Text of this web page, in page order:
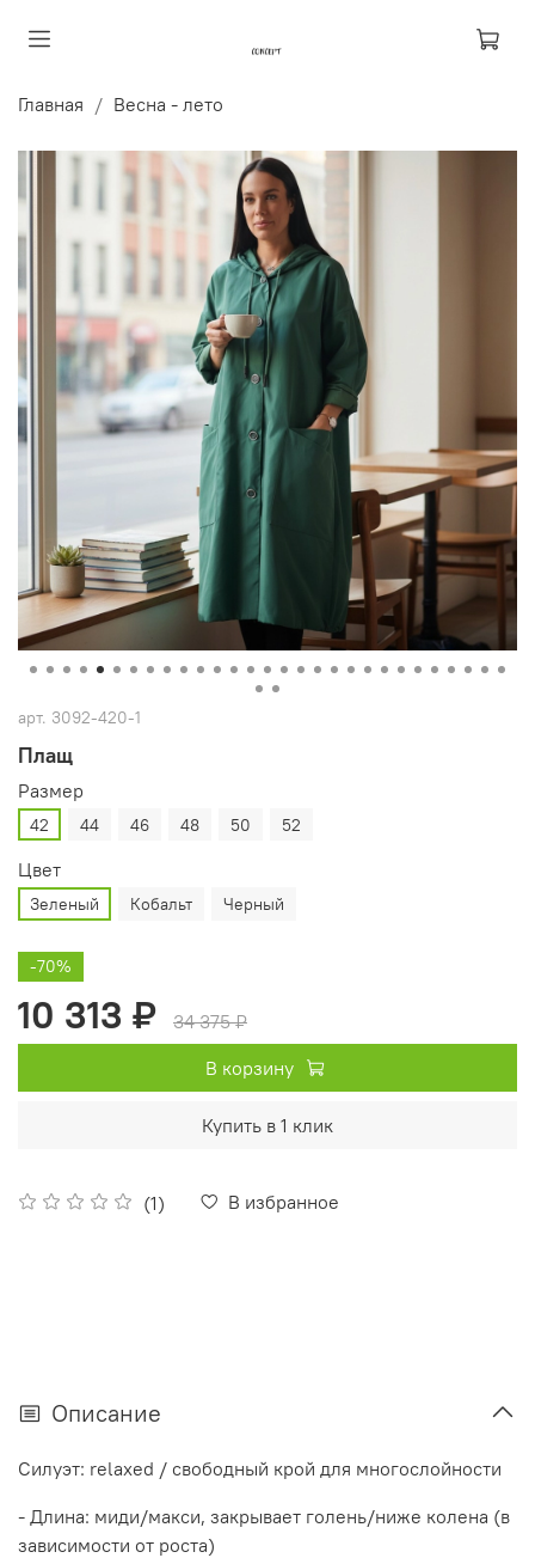
Главная Весна - лето
арт. 3092-420-1
Плащ
(1) В избранное
Размер
42 44 46 48 50 52
Цвет
Зеленый Кобальт Черный
-70%
10 313 ₽
34 375 ₽
В корзину
Купить в 1 клик
Описание
Силуэт: relaxed / свободный крой для многослойности
- Длина: миди/макси, закрывает голень/ниже колена (в
зависимости от роста)